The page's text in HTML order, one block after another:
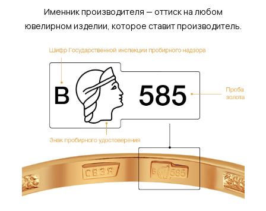
Именник производителя — оттиск на любом
ювелирном изделии, которое ставит производитель.